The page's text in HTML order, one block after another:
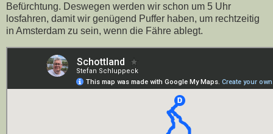
Befürchtung. Deswegen werden wir schon um 5 Uhr
losfahren, damit wir genügend Puffer haben, um rechtzeitig
in Amsterdam zu sein, wenn die Fähre ablegt.